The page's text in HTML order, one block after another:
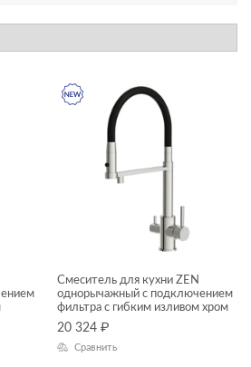
Смеситель для кухни ZEN
однорычажный с подключением
фильтра с гибким изливом хром
20 324 ₽
Сравнить